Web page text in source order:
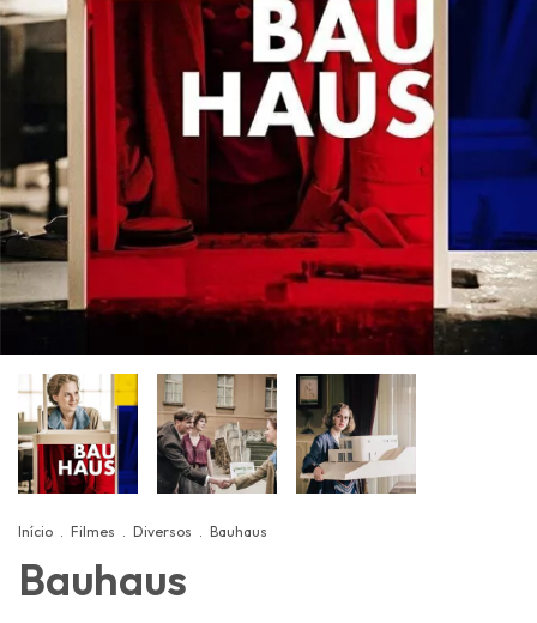
Início Filmes Diversos Bauhaus
Bauhaus